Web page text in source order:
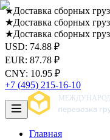
★Доставка сборных
★Доставка сборных
★Доставка сборных
USD: 74.88 ₽
EUR: 87.78 ₽
CNY: 10.95 ₽
+7 (495) 215-16-10
Главная